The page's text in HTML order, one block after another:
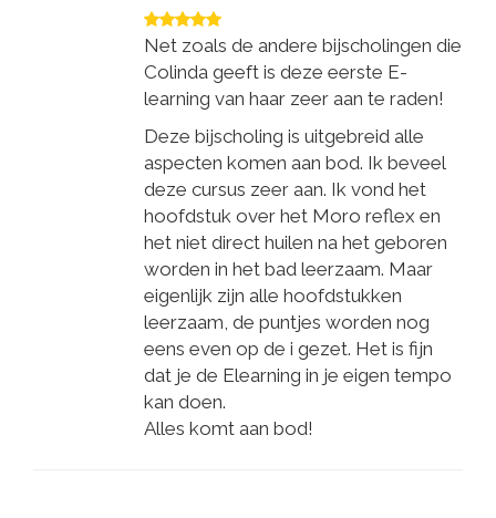
Net zoals de andere bijscholingen die
Colinda geeft is deze eerste E-
learning van haar zeer aan te raden!
Deze bijscholing is uitgebreid alle
aspecten komen aan bod. Ik beveel
deze cursus zeer aan. Ik vond het
hoofdstuk over het Moro reflex en
het niet direct huilen na het geboren
worden in het bad leerzaam. Maar
eigenlijk zijn alle hoofdstukken
leerzaam, de puntjes worden nog
eens even op de i gezet. Het is fijn
dat je de Elearning in je eigen tempo
kan doen.
Alles komt aan bod!